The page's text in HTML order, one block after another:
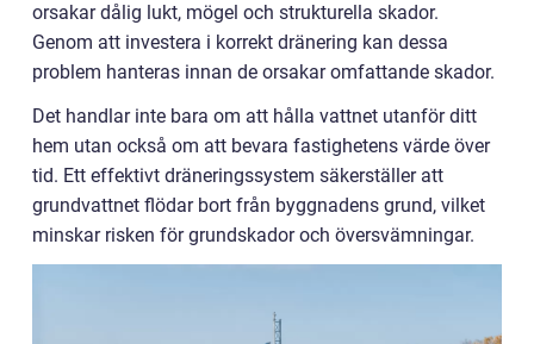
orsakar dålig lukt, mögel och strukturella skador.
Genom att investera i korrekt dränering kan dessa
problem hanteras innan de orsakar omfattande skador.
Det handlar inte bara om att hålla vattnet utanför ditt
hem utan också om att bevara fastighetens värde över
tid. Ett effektivt dräneringssystem säkerställer att
grundvattnet flödar bort från byggnadens grund, vilket
minskar risken för grundskador och översvämningar.